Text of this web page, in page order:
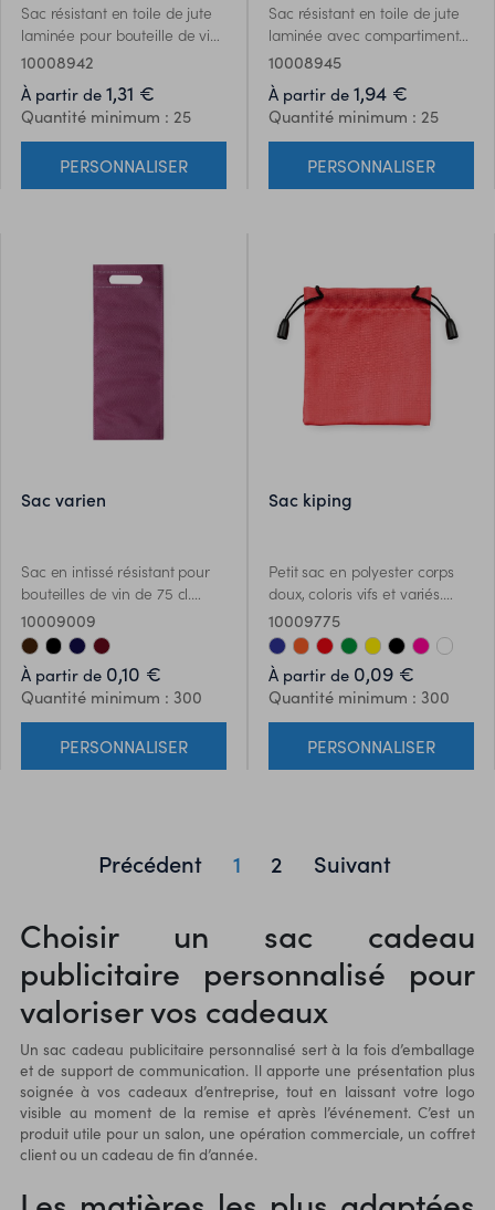
Sac résistant en toile de jute
laminée pour bouteille de vin
de 75cl. Avec fenêtre
transparente, liserés et
poignées renforcées
10008942
À partir de 1,31 €
Quantité minimum : 25
PERSONNALISER
Sac résistant en toile de jute
laminée avec compartiment
individuel pour 2 bouteilles de
vin de 75cl. Avec fenêtre
transparente, liserés et
poignées renforcées
10008945
À partir de 1,94 €
Quantité minimum : 25
PERSONNALISER
sac varien
Sac en intissé résistant pour
bouteilles de vin de 75 cl.
Gamme de couleurs sobres,
finition thermosoudée et
résistante avec poignée
découpée renforcée.
10009009
À partir de 0,10 €
Quantité minimum : 300
PERSONNALISER
sac kiping
Petit sac en polyester corps
doux, coloris vifs et variés.
Fermeture par cordelettes.
10009775
À partir de 0,09 €
Quantité minimum : 300
PERSONNALISER
Précédent 1 2 Suivant
Choisir un sac cadeau
publicitaire personnalisé pour
valoriser vos cadeaux
Un sac cadeau publicitaire personnalisé sert à la fois d’emballage
et de support de communication. Il apporte une présentation plus
soignée à vos cadeaux d’entreprise, tout en laissant votre logo
visible au moment de la remise et après l’événement. C’est un
produit utile pour un salon, une opération commerciale, un coffret
client ou un cadeau de fin d’année.